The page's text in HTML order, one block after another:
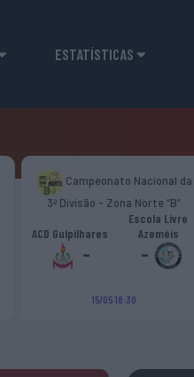
ESTATÍSTICAS
Campeonato Nacional da
3ª Divisão - Zona Norte “B”
ACD Gulpilhares
-
Escola Livre
Azeméis
-
15/05 18:30